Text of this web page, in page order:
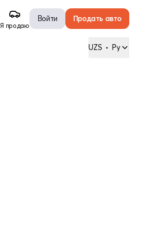
Я продаю
Войти Продать авто
UZS • Ру